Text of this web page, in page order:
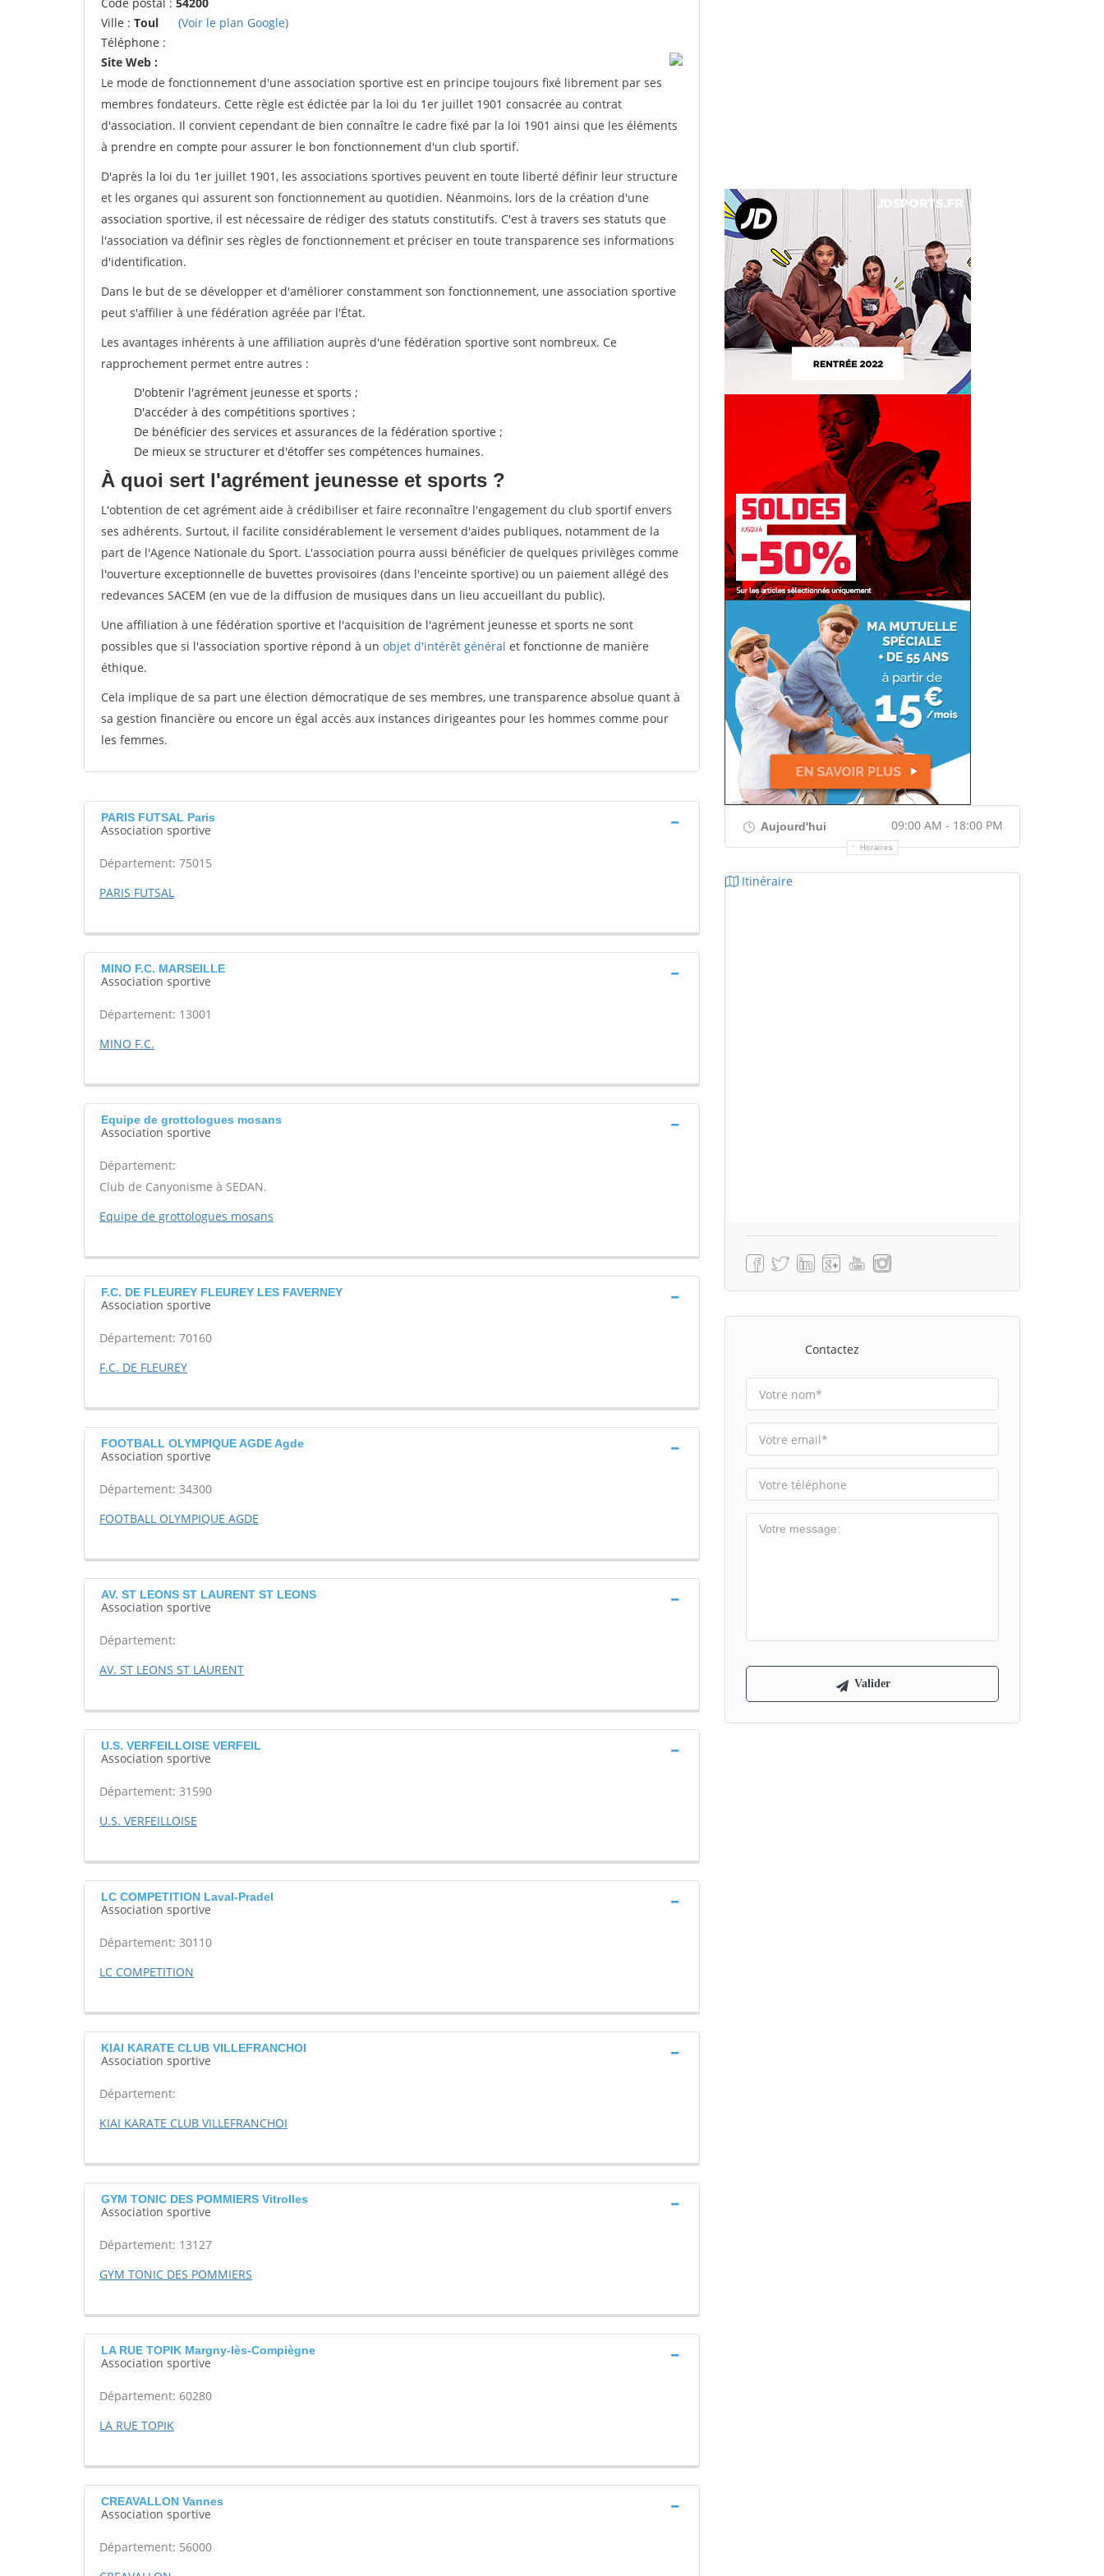
Ville : Toul
(Voir le plan Google)
Téléphone :
Site Web :
Le mode de fonctionnement d'une association sportive est en principe toujours fixé librement par ses
membres fondateurs. Cette règle est édictée par la loi du 1er juillet 1901 consacrée au contrat
d'association. Il convient cependant de bien connaître le cadre fixé par la loi 1901 ainsi que les éléments
à prendre en compte pour assurer le bon fonctionnement d'un club sportif.
D'après la loi du 1er juillet 1901, les associations sportives peuvent en toute liberté définir leur structure
et les organes qui assurent son fonctionnement au quotidien. Néanmoins, lors de la création d'une
association sportive, il est nécessaire de rédiger des statuts constitutifs. C'est à travers ses statuts que
l'association va définir ses règles de fonctionnement et préciser en toute transparence ses informations
d'identification.
Dans le but de se développer et d'améliorer constamment son fonctionnement, une association sportive
peut s'affilier à une fédération agréée par l'État.
Les avantages inhérents à une affiliation auprès d'une fédération sportive sont nombreux. Ce
rapprochement permet entre autres :
D'obtenir l'agrément jeunesse et sports ;
D'accéder à des compétitions sportives ;
De bénéficier des services et assurances de la fédération sportive ;
De mieux se structurer et d'étoffer ses compétences humaines.
À quoi sert l'agrément jeunesse et sports ?
L'obtention de cet agrément aide à crédibiliser et faire reconnaître l'engagement du club sportif envers
ses adhérents. Surtout, il facilite considérablement le versement d'aides publiques, notamment de la
part de l'Agence Nationale du Sport. L'association pourra aussi bénéficier de quelques privilèges comme
l'ouverture exceptionnelle de buvettes provisoires (dans l'enceinte sportive) ou un paiement allégé des
redevances SACEM (en vue de la diffusion de musiques dans un lieu accueillant du public).
Une affiliation à une fédération sportive et l'acquisition de l'agrément jeunesse et sports ne sont
possibles que si l'association sportive répond à un objet d'intérêt général et fonctionne de manière
éthique.
Cela implique de sa part une élection démocratique de ses membres, une transparence absolue quant à
sa gestion financière ou encore un égal accès aux instances dirigeantes pour les hommes comme pour
les femmes.
PARIS FUTSAL Paris
Association sportive
Département: 75015
PARIS FUTSAL
MINO F.C. MARSEILLE
Association sportive
Département: 13001
MINO F.C.
Equipe de grottologues mosans
Association sportive
Département:
Club de Canyonisme à SEDAN.
Equipe de grottologues mosans
F.C. DE FLEUREY FLEUREY LES FAVERNEY
Association sportive
Département: 70160
F.C. DE FLEUREY
FOOTBALL OLYMPIQUE AGDE Agde
Association sportive
Département: 34300
FOOTBALL OLYMPIQUE AGDE
AV. ST LEONS ST LAURENT ST LEONS
Association sportive
Département:
AV. ST LEONS ST LAURENT
U.S. VERFEILLOISE VERFEIL
Association sportive
Département: 31590
U.S. VERFEILLOISE
LC COMPETITION Laval-Pradel
Association sportive
Département: 30110
LC COMPETITION
KIAI KARATE CLUB VILLEFRANCHOI
Association sportive
Département:
KIAI KARATE CLUB VILLEFRANCHOI
GYM TONIC DES POMMIERS Vitrolles
Association sportive
Département: 13127
GYM TONIC DES POMMIERS
LA RUE TOPIK Margny-lès-Compiègne
Association sportive
Département: 60280
LA RUE TOPIK
CREAVALLON Vannes
Association sportive
Département: 56000
Aujourd'hui 09:00 AM - 18:00 PM
Horaires
Itinéraire
Contactez